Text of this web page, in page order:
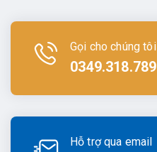
Gọi cho chúng tôi
0349.318.789
Hỗ trợ qua email